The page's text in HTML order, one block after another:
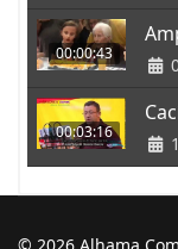
00:00:43
00:03:16